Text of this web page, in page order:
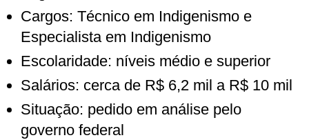
Cargos: Técnico em Indigenismo e
Especialista em Indigenismo
Escolaridade: níveis médio e superior
Salários: cerca de R$ 6,2 mil a R$ 10 mil
Situação: pedido em análise pelo
governo federal